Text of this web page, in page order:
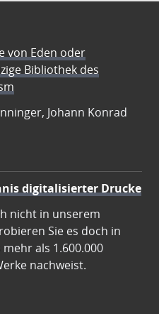
von Eden oder
Bibliothek des
Johann Konrad
digitalisierter Drucke
nicht in unserem
Sie es doch in
als 1.600.000
nachweist.